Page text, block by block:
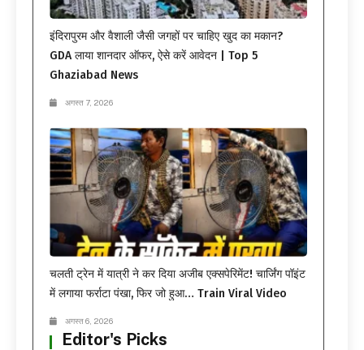
इंदिरापुरम और वैशाली जैसी जगहों पर चाहिए खुद का मकान?
GDA लाया शानदार ऑफर, ऐसे करें आवेदन | Top 5
Ghaziabad News
अगस्त 7, 2026
चलती ट्रेन में यात्री ने कर दिया अजीब एक्सपेरिमेंट! चार्जिंग पॉइंट
में लगाया फर्राटा पंखा, फिर जो हुआ… Train Viral Video
अगस्त 6, 2026
Editor's Picks